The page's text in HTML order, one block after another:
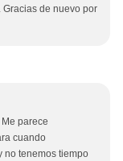
Gracias de nuevo por
parece
cuando
no tenemos tiempo